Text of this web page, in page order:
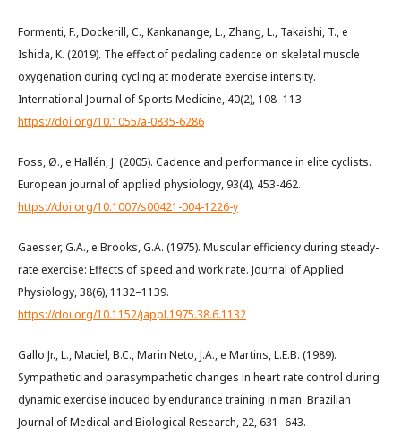
Formenti, F., Dockerill, C., Kankanange, L., Zhang, L., Takaishi, T., e
Ishida, K. (2019). The effect of pedaling cadence on skeletal muscle
oxygenation during cycling at moderate exercise intensity.
International Journal of Sports Medicine, 40(2), 108–113.
https://doi.org/10.1055/a-0835-6286
Foss, Ø., e Hallén, J. (2005). Cadence and performance in elite cyclists.
European journal of applied physiology, 93(4), 453-462.
https://doi.org/10.1007/s00421-004-1226-y
Gaesser, G.A., e Brooks, G.A. (1975). Muscular efficiency during steady-
rate exercise: Effects of speed and work rate. Journal of Applied
Physiology, 38(6), 1132–1139.
https://doi.org/10.1152/jappl.1975.38.6.1132
Gallo Jr., L., Maciel, B.C., Marin Neto, J.A., e Martins, L.E.B. (1989).
Sympathetic and parasympathetic changes in heart rate control during
dynamic exercise induced by endurance training in man. Brazilian
Journal of Medical and Biological Research, 22, 631–643.